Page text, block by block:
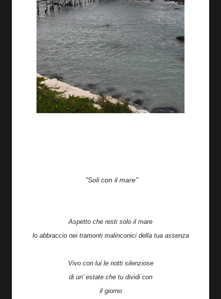
"Soli con il mare"
Aspetto che resti solo il mare
lo abbraccio nei tramonti malinconici della tua assenza
Vivo con lui le notti silenziose
di un' estate che tu dividi con
il giorno